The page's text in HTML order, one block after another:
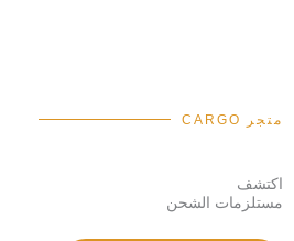
متجر CARGO
اكتشف
مستلزمات الشحن